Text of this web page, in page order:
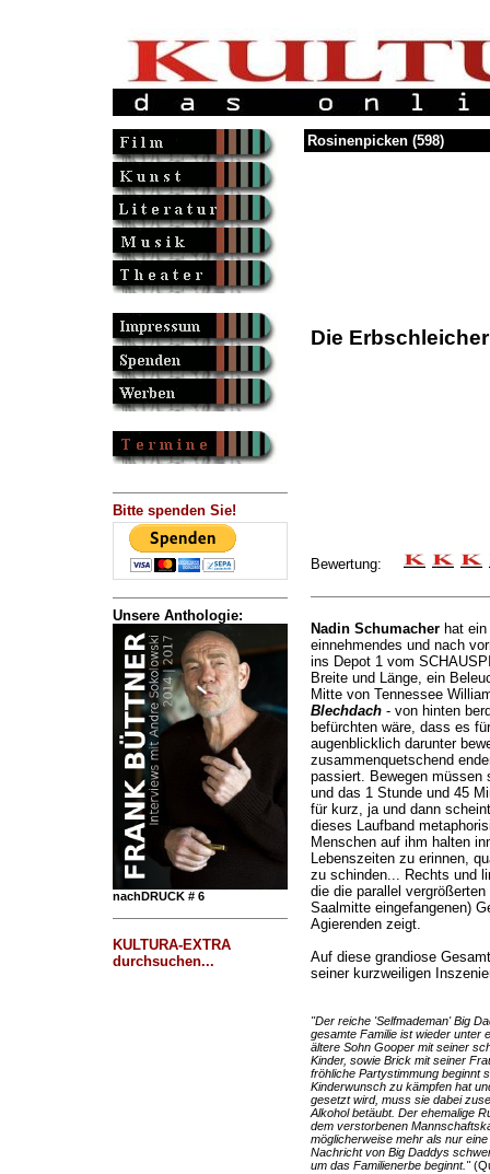
Bitte spenden Sie!
Unsere Anthologie:
nachDRUCK # 6
KULTURA-EXTRA
durchsuchen...
Rosinenpicken (598)
Die Erbschleicher
Bewertung:
Nadin Schumacherhat ein
einnehmendes und nach
ins Depot 1 vom
Breite und Länge, ein
Mitte von Tennessee
Blechdach- von hinten
befürchten wäre, dass es
augenblicklich darunter
zusammenquetschend
passiert. Bewegen müssen
und das 1 Stunde und 45
für kurz, ja und dann
dieses Laufband
Menschen auf ihm halten
Lebenszeiten zu erinnen,
zu schinden... Rechts und
die die parallel
Saalmitte eingefangenen)
Agierenden zeigt.
Auf diese grandiose
seiner kurzweiligen
"Der reiche 'Selfmademan' Big
gesamte Familie ist wieder unter
ältere Sohn Gooper mit seiner
Kinder, sowie Brick mit seiner
fröhliche Partystimmung beginnt
Kinderwunsch zu kämpfen hat
gesetzt wird, muss sie dabei
Alkohol betäubt. Der ehemalige
dem verstorbenen
möglicherweise mehr als nur
Nachricht von Big Daddys
um das Familienerbe beginnt."